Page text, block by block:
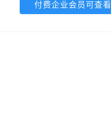
付费企业会员可查看